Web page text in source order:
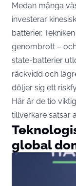
Medan många
investerar
batterier.
genombrott –
state-batterier
räckvidd och
döljer sig ett
Här är de tio
tillverkare satsar
global